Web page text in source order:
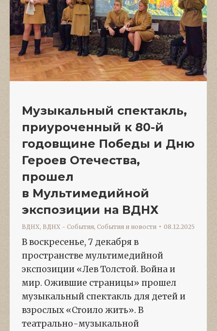
Музыкальный спектакль,
приуроченный к 80-й
годовщине Победы и Дню
Героев Отечества,
прошел
в Мультимедийной
экспозиции на ВДНХ
ВДНХ, ВДНХ - События, События и новости 08.12.2025
В воскресенье, 7 декабря в
пространстве мультимедийной
экспозиции «Лев Толстой. Война и
мир. Ожившие страницы» прошел
музыкальный спектакль для детей и
взрослых «Стоило жить». В
театрально-музыкальной